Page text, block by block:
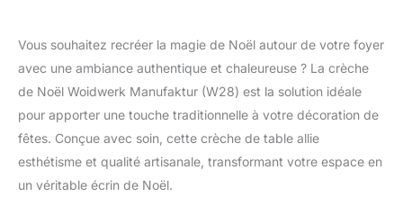
Vous souhaitez recréer la magie de Noël autour de votre foyer
avec une ambiance authentique et chaleureuse ? La crèche
de Noël Woidwerk Manufaktur (W28) est la solution idéale
pour apporter une touche traditionnelle à votre décoration de
fêtes. Conçue avec soin, cette crèche de table allie
esthétisme et qualité artisanale, transformant votre espace en
un véritable écrin de Noël.